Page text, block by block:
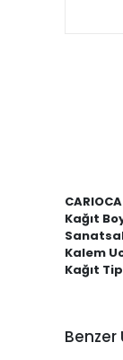
Kağıt
Kalem
Kağıt
Benzer